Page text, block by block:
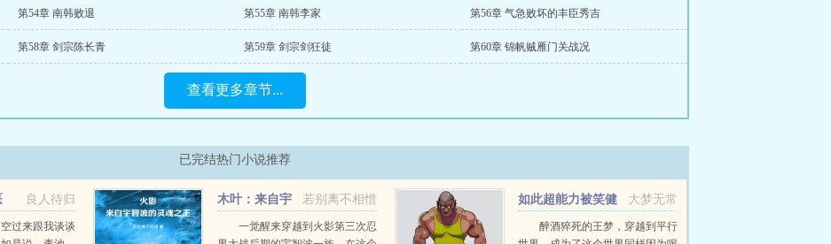
第54章 南韩败退 第55章 南韩李家 第56章 气急败坏的丰臣秀吉
第58章 剑宗陈长青 第59章 剑宗剑狂徒 第60章 锦帆贼雁门关战况
查看更多章节...
已完结热门小说推荐
良人待归
过来跟我谈谈
若别离不相惜
木叶：来自宇
智波的灵魂之王
一觉醒来穿越到火影第三次忍
大梦无常
如此超能力被笑健
身男醉酒猝死的王梦，穿越到平行